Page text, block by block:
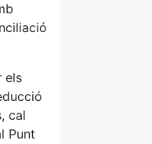
els
cal
Punt